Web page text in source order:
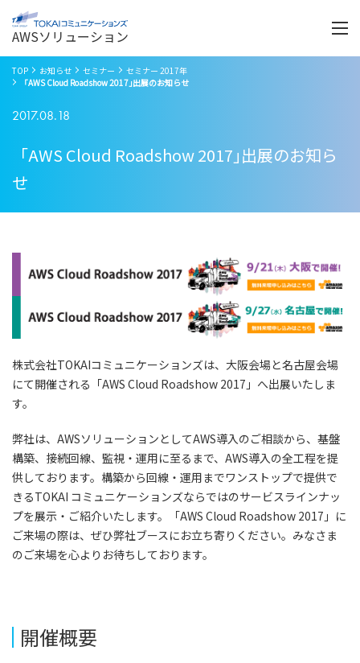
AWSソリューション
く
TOP お知らせ セミナー
セミナー 2017年
「AWS Cloud Roadshow 2017｣出展のお知らせ
2017.08.18
「AWS Cloud Roadshow 2017｣出展のお知ら
せ
株式会社TOKAIコミュニケーションズは、大阪会場と名古屋会場
にて開催される「AWS Cloud Roadshow 2017」へ出展いたしま
す。
弊社は、AWSソリューションとしてAWS導入のご相談から、基盤
構築、接続回線、監視・運用に至るまで、AWS導入の全工程を提
供しております。構築から回線・運用までワンストップで提供で
きるTOKAI コミュニケーションズならではのサービスラインナッ
プを展示・ご紹介いたします。「AWS Cloud Roadshow 2017」に
ご来場の際は、ぜひ弊社ブースにお立ち寄りください。みなさま
のご来場を心よりお待ちしております。
開催概要